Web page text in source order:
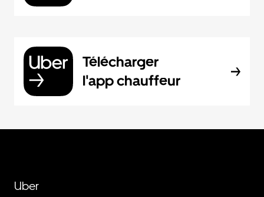
Télécharger
l'app chauffeur
Uber